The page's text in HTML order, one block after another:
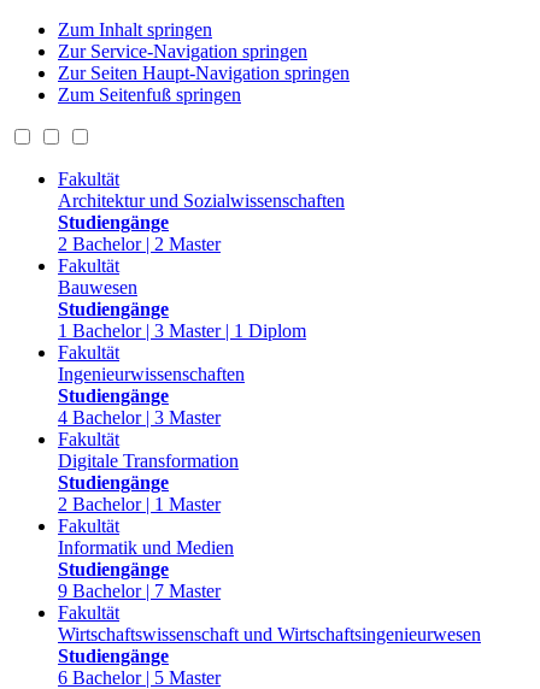
Zum Inhalt springen
Zur Service-Navigation springen
Zur Seiten Haupt-Navigation springen
Zum Seitenfuß springen
Fakultät
Architektur und Sozialwissenschaften
Studiengänge
2 Bachelor | 2 Master
Fakultät
Bauwesen
Studiengänge
1 Bachelor | 3 Master | 1 Diplom
Fakultät
Ingenieurwissenschaften
Studiengänge
4 Bachelor | 3 Master
Fakultät
Digitale Transformation
Studiengänge
2 Bachelor | 1 Master
Fakultät
Informatik und Medien
Studiengänge
9 Bachelor | 7 Master
Fakultät
Wirtschaftswissenschaft und Wirtschaftsingenieurwesen
Studiengänge
6 Bachelor | 5 Master